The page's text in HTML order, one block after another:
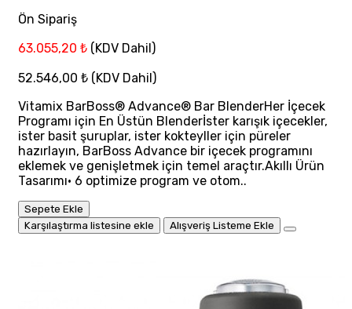
Ön Sipariş
63.055,20 ₺ (KDV Dahil)
52.546,00 ₺ (KDV Dahil)
Vitamix BarBoss® Advance® Bar BlenderHer İçecek
Programı için En Üstün Blenderİster karışık içecekler,
ister basit şuruplar, ister kokteyller için püreler
hazırlayın, BarBoss Advance bir içecek programını
eklemek ve genişletmek için temel araçtır.Akıllı Ürün
Tasarımı• 6 optimize program ve otom..
Sepete Ekle
Karşılaştırma listesine ekle
Alışveriş Listeme Ekle